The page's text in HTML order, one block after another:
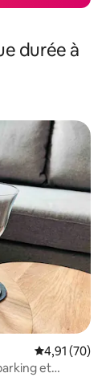
durée à
Évaluation
4,91 (70)
et